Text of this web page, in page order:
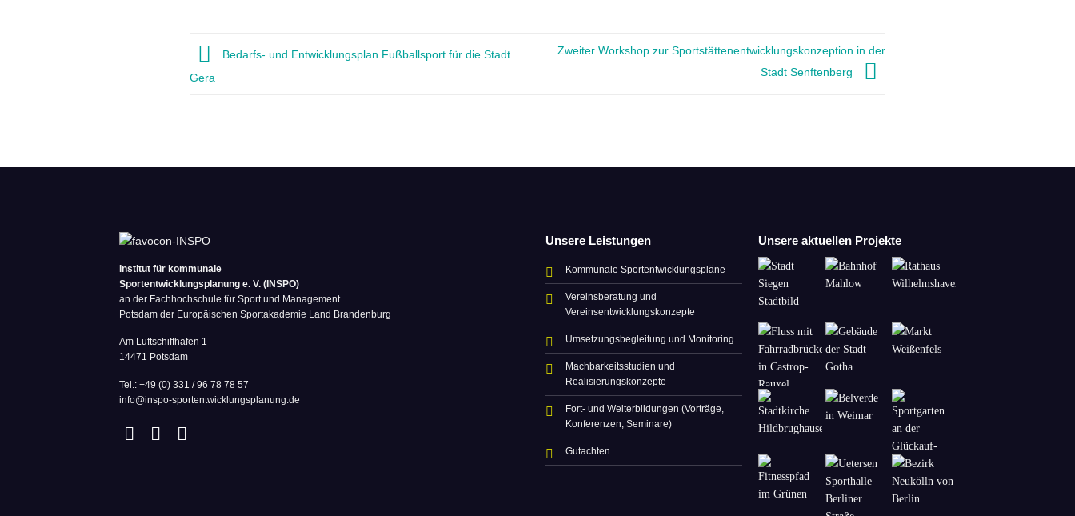
Bedarfs- und Entwicklungsplan Fußballsport für die Stadt
Gera
Zweiter Workshop zur Sportstättenentwicklungskonzeption in der
Stadt Senftenberg
Institut für kommunale
Sportentwicklungsplanung e. V. (INSPO)
an der Fachhochschule für Sport und Management
Potsdam der Europäischen Sportakademie Land Brandenburg
Am Luftschiffhafen 1
14471 Potsdam
Tel.: +49 (0) 331 / 96 78 78 57
info@inspo-sportentwicklungsplanung.de
Unsere Leistungen
Kommunale Sportentwicklungspläne
Vereinsberatung und
Vereinsentwicklungskonzepte
Umsetzungsbegleitung und Monitoring
Machbarkeitsstudien und
Realisierungskonzepte
Fort- und Weiterbildungen (Vorträge,
Konferenzen, Seminare)
Gutachten
Unsere aktuellen Projekte